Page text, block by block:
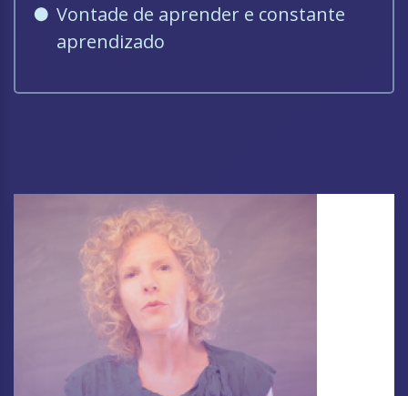
Vontade de aprender e constante
aprendizado